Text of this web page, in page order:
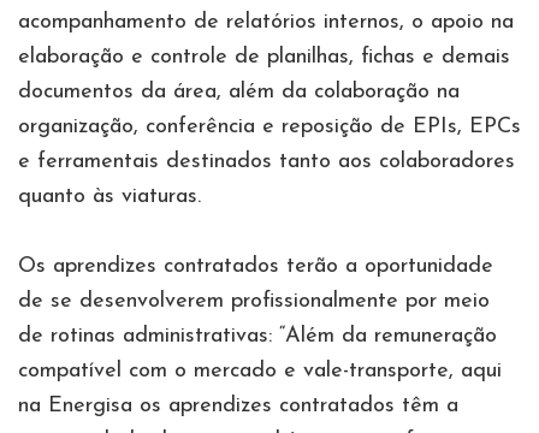
acompanhamento de relatórios internos, o apoio na
elaboração e controle de planilhas, fichas e demais
documentos da área, além da colaboração na
organização, conferência e reposição de EPIs, EPCs
e ferramentais destinados tanto aos colaboradores
quanto às viaturas.
Os aprendizes contratados terão a oportunidade
de se desenvolverem profissionalmente por meio
de rotinas administrativas: “Além da remuneração
compatível com o mercado e vale-transporte, aqui
na Energisa os aprendizes contratados têm a